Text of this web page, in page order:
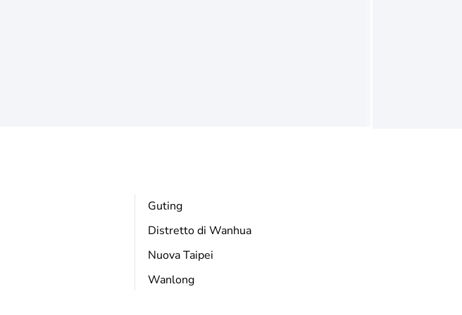
Guting
Distretto di Wanhua
Nuova Taipei
Wanlong